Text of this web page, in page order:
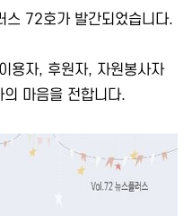
72호가 발간되었습니다.
용자, 후원자, 자원봉사자
마음을 전합니다.